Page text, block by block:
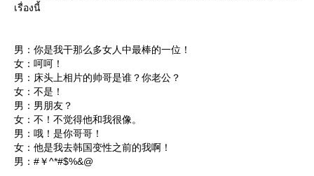
เรื่องนี้
男：你是我干那么多女人中最棒的一位！
女：呵呵！
男：床头上相片的帅哥是谁？你老公？
女：不是！
男：男朋友？
女：不！不觉得他和我很像。
男：哦！是你哥哥！
女：他是我去韩国变性之前的我啊！
男：#￥^*#$%&@